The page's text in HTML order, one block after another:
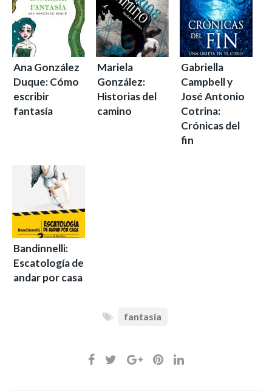
Ana González
Duque: Cómo
escribir
fantasía
Mariela
González:
Historias del
camino
Gabriella
Campbell y
José Antonio
Cotrina:
Crónicas del
fin
Bandinnelli:
Escatología de
andar por casa
fantasía